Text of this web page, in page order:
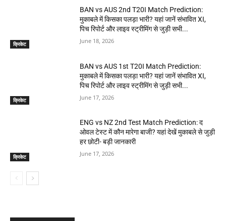
क्रिकेट
BAN vs AUS 2nd T20I Match Prediction:
मुकाबले में किसका पलड़ा भारी? यहां जानें संभावित XI,
पिच रिपोर्ट और लाइव स्ट्रीमिंग से जुड़ी सभी...
June 18, 2026
क्रिकेट
BAN vs AUS 1st T20I Match Prediction:
मुकाबले में किसका पलड़ा भारी? यहां जानें संभावित XI,
पिच रिपोर्ट और लाइव स्ट्रीमिंग से जुड़ी सभी...
June 17, 2026
क्रिकेट
ENG vs NZ 2nd Test Match Prediction: द
ओवल टेस्ट में कौन मारेगा बाजी? यहां देखें मुकाबले से जुड़ी
हर छोटी- बड़ी जानकारी
June 17, 2026